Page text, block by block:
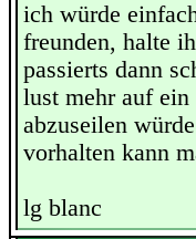
ich würde
freunden, halte
passierts dann
lust mehr auf
abzuseilen
vorhalten kann
lg blanc